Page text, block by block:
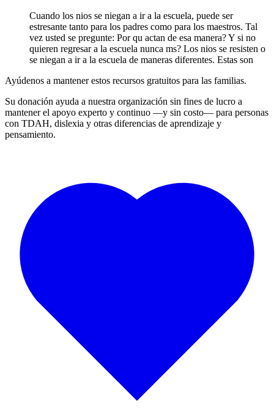
Cuando los nios se niegan a ir a la escuela, puede ser
estresante tanto para los padres como para los maestros. Tal
vez usted se pregunte: Por qu actan de esa manera? Y si no
quieren regresar a la escuela nunca ms? Los nios se resisten o
se niegan a ir a la escuela de maneras diferentes. Estas son
Ayúdenos a mantener estos recursos gratuitos para las familias.
Su donación ayuda a nuestra organización sin fines de lucro a
mantener el apoyo experto y continuo —y sin costo— para personas
con TDAH, dislexia y otras diferencias de aprendizaje y
pensamiento.